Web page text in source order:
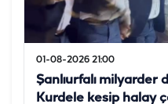
01-08-2026 21:00
Şanlıurfalı milyarder
Kurdele kesip halay